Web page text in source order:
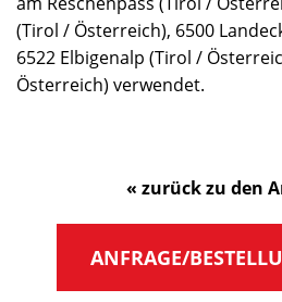
(Tirol / Österreich), 6500
6522 Elbigenalp (Tirol /
Österreich) verwendet.
« zurück zu den
ANFRAGE/